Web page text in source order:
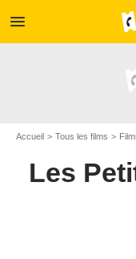
menu
Accueil Tous les films
Les